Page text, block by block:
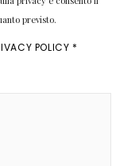
previsto.
POLICY *